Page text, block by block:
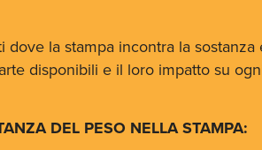
dove la stampa incontra la
disponibili e il loro impatto su
DEL PESO NELLA STAMPA: